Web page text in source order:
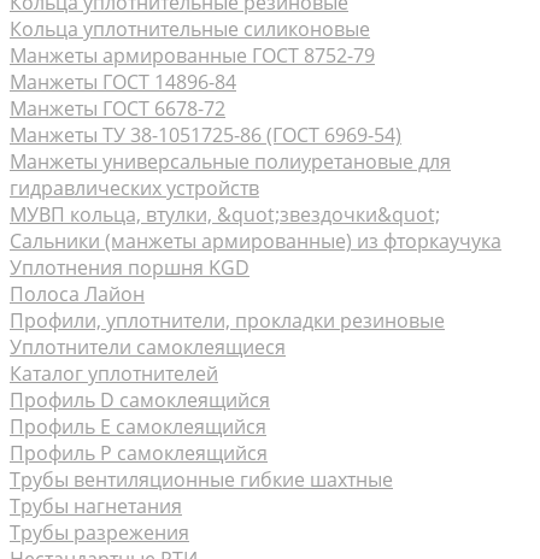
Кольца уплотнительные силиконовые
Манжеты армированные ГОСТ 8752-79
Манжеты ГОСТ 14896-84
Манжеты ГОСТ 6678-72
Манжеты ТУ 38-1051725-86 (ГОСТ 6969-54)
Манжеты универсальные полиуретановые для
гидравлических устройств
МУВП кольца, втулки, &quot;звездочки&quot;
Сальники (манжеты армированные) из фторкаучука
Уплотнения поршня KGD
Полоса Лайон
Профили, уплотнители, прокладки резиновые
Уплотнители самоклеящиеся
Каталог уплотнителей
Профиль D самоклеящийся
Профиль Е самоклеящийся
Профиль P самоклеящийся
Трубы вентиляционные гибкие шахтные
Трубы нагнетания
Трубы разрежения